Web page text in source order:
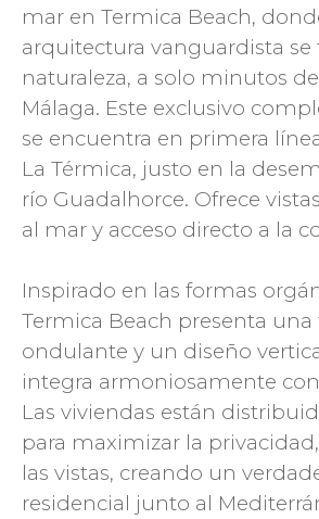
mar en Termica Beach,
arquitectura vanguardista se
naturaleza, a solo minutos
Málaga. Este exclusivo
se encuentra en primera
La Térmica, justo en la
río Guadalhorce. Ofrece
al mar y acceso directo a la
Inspirado en las formas
Termica Beach presenta una
ondulante y un diseño
integra armoniosamente
Las viviendas están
para maximizar la
las vistas, creando un
residencial junto al